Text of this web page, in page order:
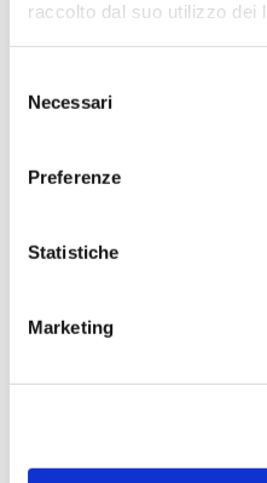
raccolto dal suo utilizzo dei
delNecessari
Preferenze
Statistiche
Marketing